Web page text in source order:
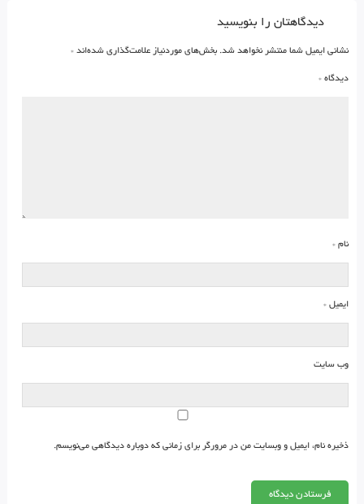
دیدگاهتان را بنویسید
نشانی ایمیل شما منتشر نخواهد شد. بخش‌های موردنیاز علامت‌گذاری شده‌اند *
دیدگاه *
نام *
ایمیل *
وب‌ سایت
ذخیره نام، ایمیل و وبسایت من در مرورگر برای زمانی که دوباره دیدگاهی می‌نویسم.